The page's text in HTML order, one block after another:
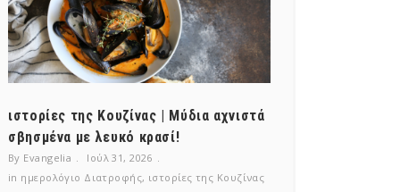
ιστορίες της Κουζίνας | Μύδια αχνιστά
σβησμένα με λευκό κρασί!
By Evangelia
Ιούλ 31, 2026
in ημερολόγιο Διατροφής, ιστορίες της Κουζίνας